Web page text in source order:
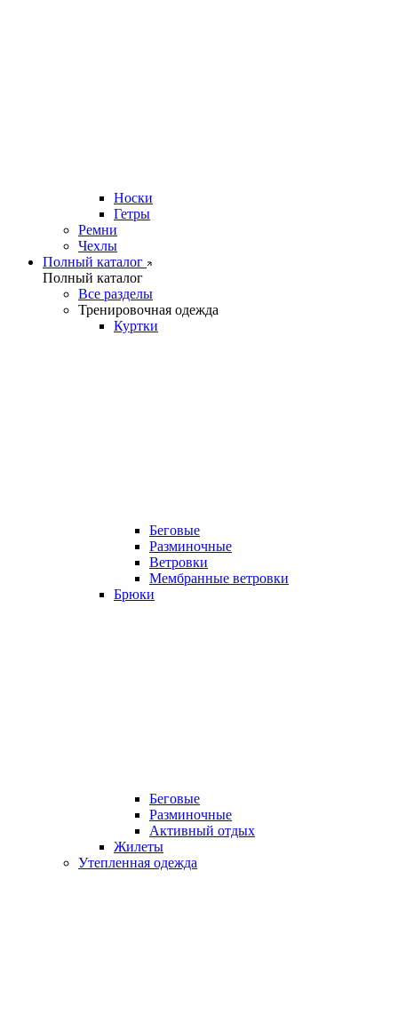
Носки
Гетры
Ремни
Чехлы
Полный каталог
Полный каталог
Все разделы
Тренировочная одежда
Куртки
Беговые
Разминочные
Ветровки
Мембранные ветровки
Брюки
Беговые
Разминочные
Активный отдых
Жилеты
Утепленная одежда